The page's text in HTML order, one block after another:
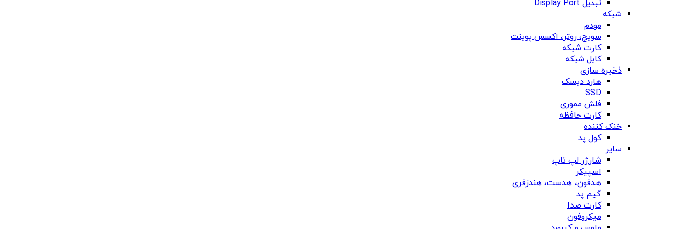
تبدیل Display Port
شبکه
مودم
سویچ، روتر، اکسس پوینت
کارت شبکه
کابل شبکه
ذخیره سازی
هارد دیسک
SSD
فلش مموری
کارت حافظه
خنک کننده
کول پد
سایر
شارژر لپ تاپ
اسپیکر
هدفون، هدست، هندزفری
گیم پد
کارت صدا
میکروفون